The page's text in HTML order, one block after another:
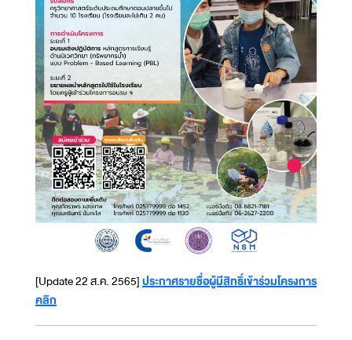
[Update 22 ส.ค. 2565]ประกาศรายชื่อผู้มีสิทธิ์เข้าร่วมโครงการ
คลิก